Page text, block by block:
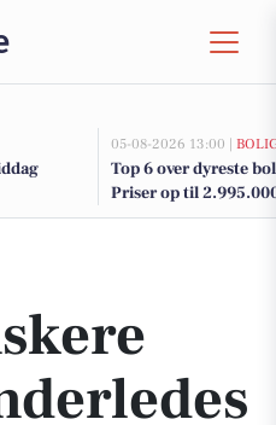
05-08-2026 13:00 |
Top 6 over dyreste
Priser op til
om sommerferien i år